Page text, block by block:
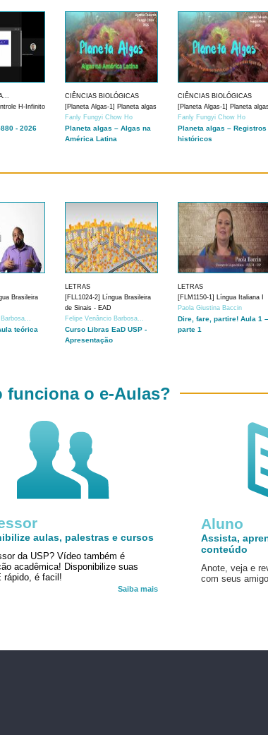
H-Infinito
- 2026
CIÊNCIAS BIOLÓGICAS
[Planeta Algas-1] Planeta algas
Fanly Fungyi Chow Ho
Planeta algas – Algas na
América Latina
CIÊNCIAS BIOLÓGICAS
[Planeta Algas-1] Planeta
Fanly Fungyi Chow Ho
Planeta algas – Registros
históricos
Brasileira
teórica
LETRAS
[FLL1024-2] Língua Brasileira
de Sinais - EAD
Felipe Venâncio Barbosa...
Curso Libras EaD USP -
Apresentação
LETRAS
[FLM1150-1] Língua Italiana I
Paola Giustina Baccin
Dire, fare, partire! Aula 1 –
parte 1
Aluno
Assista,
conteúdo
Anote, veja e
com seus
funciona o e-Aulas?
aulas, palestras e cursos
da USP? Vídeo também é
acadêmica! Disponibilize suas
rápido, é facil!
Saiba mais